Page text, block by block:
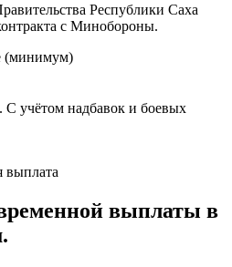
Республики Саха
с Минобороны.
(минимум)
учётом надбавок и боевых
выплата
выплаты в